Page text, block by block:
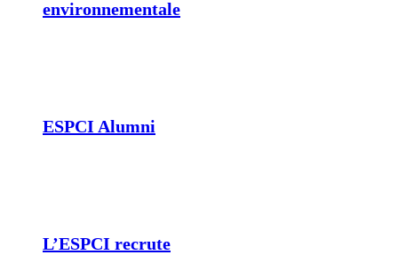
environnementale
ESPCI Alumni
L’ESPCI recrute